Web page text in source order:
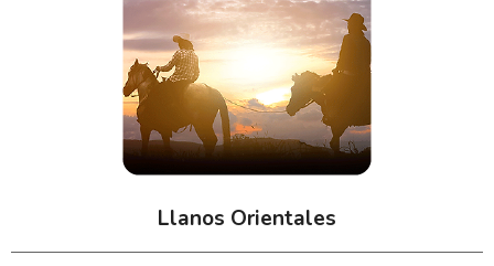
Llanos Orientales